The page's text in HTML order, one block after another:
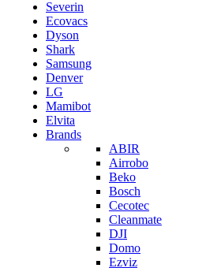
Severin
Ecovacs
Dyson
Shark
Samsung
Denver
LG
Mamibot
Elvita
Brands
ABIR
Airrobo
Beko
Bosch
Cecotec
Cleanmate
DJI
Domo
Ezviz